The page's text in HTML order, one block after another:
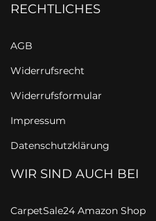
RECHTLICHES
AGB
Widerrufsrecht
Widerrufsformular
Impressum
Datenschutzklärung
WIR SIND AUCH BEI
CarpetSale24 Amazon Shop